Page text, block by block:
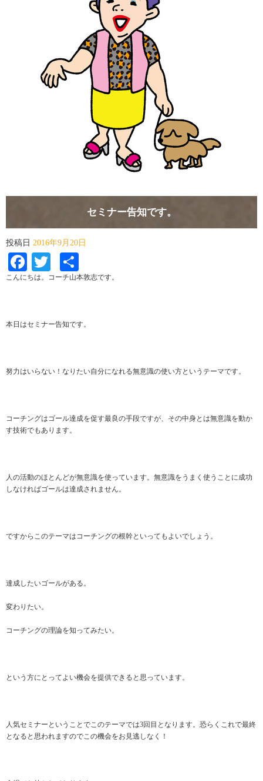
セミナー告知です。
投稿日 2016年9月20日
Facebook
Twitter
有
こんにちは。コーチ山本敦志です。
本日はセミナー告知です。
努力はいらない！なりたい自分になれる無意識の使い方というテーマです。
コーチングはゴール達成を促す最良の手段ですが、その中身とは無意識を動か
す技術でもあります。
人の活動のほとんどが無意識を使っています。無意識をうまく使うことに成功
しなければゴールは達成されません。
ですからこのテーマはコーチングの根幹といってもよいでしょう。
達成したいゴールがある。
変わりたい。
コーチングの理論を知ってみたい。
という方にとってよい機会を提供できると思っています。
人気セミナーということでこのテーマでは3回目となります。恐らくこれで最終
となると思われますのでこの機会をお見逃しなく！